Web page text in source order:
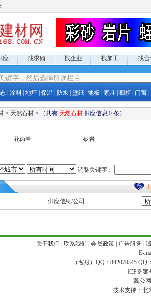
应 找求购 找企业 找加工 找合
涂料 地坪 保温 防水 壁纸 地板 家具 橱柜 门窗
> 天然石材 > （共有 天然石材 供应信息 0 条）
花岗岩 砂岩
调整关键字：
供应信息/公司
关于我们 联系我们 会员政策| 广告服务
E-
（客服）QQ：842070345 QQ
ICP备案
冀公
技术支持： 北